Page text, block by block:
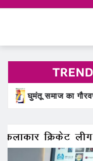
कलाकार क्रिकेट लीग